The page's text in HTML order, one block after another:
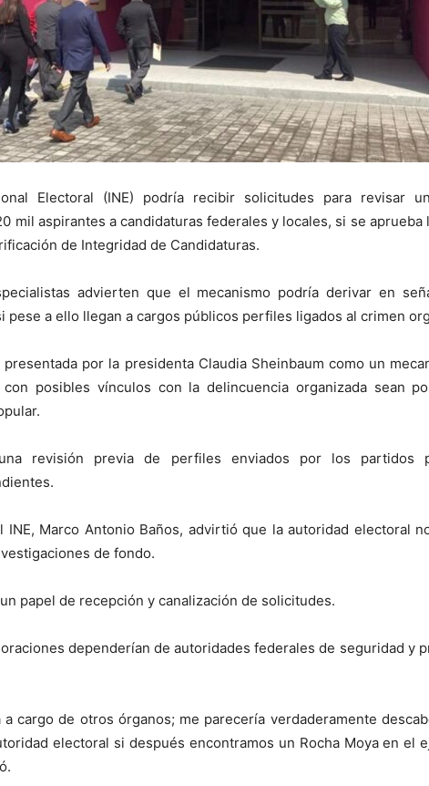
Electoral (INE) podría recibir solicitudes para revisar
mil aspirantes a candidaturas federales y locales, si se aprueba
de Integridad de Candidaturas.
advierten que el mecanismo podría derivar en
pese a ello llegan a cargos públicos perfiles ligados al crimen
por la presidenta Claudia Sheinbaum como un
posibles vínculos con la delincuencia organizada sean
revisión previa de perfiles enviados por los partidos
INE, Marco Antonio Baños, advirtió que la autoridad electoral
de fondo.
papel de recepción y canalización de solicitudes.
dependerían de autoridades federales de seguridad y
a cargo de otros órganos; me parecería verdaderamente
electoral si después encontramos un Rocha Moya en el